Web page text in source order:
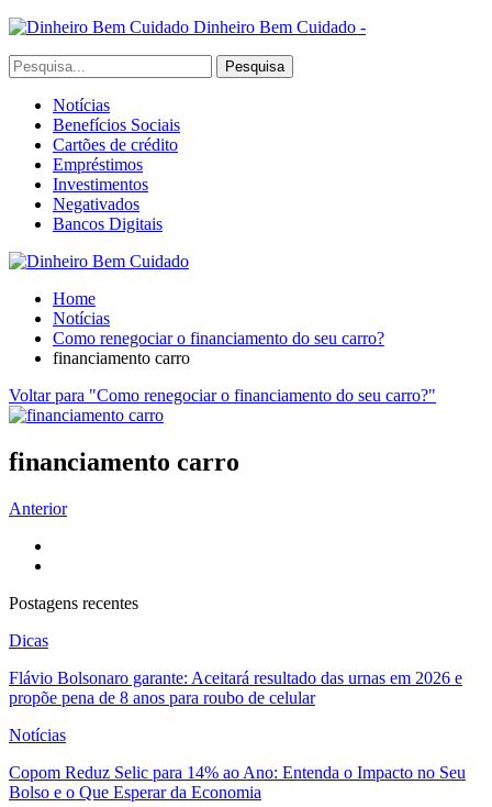
Dinheiro Bem Cuidado -
Notícias
Benefícios Sociais
Cartões de crédito
Empréstimos
Investimentos
Negativados
Bancos Digitais
Home
Notícias
Como renegociar o financiamento do seu carro?
financiamento carro
Voltar para "Como renegociar o financiamento do seu carro?"
financiamento carro
Anterior
Postagens recentes
Dicas
Flávio Bolsonaro garante: Aceitará resultado das urnas em 2026 e
propõe pena de 8 anos para roubo de celular
Notícias
Copom Reduz Selic para 14% ao Ano: Entenda o Impacto no Seu
Bolso e o Que Esperar da Economia